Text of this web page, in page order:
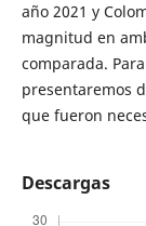
año 2021 y
magnitud en
comparada.
presentaremos
que fueron
Descargas